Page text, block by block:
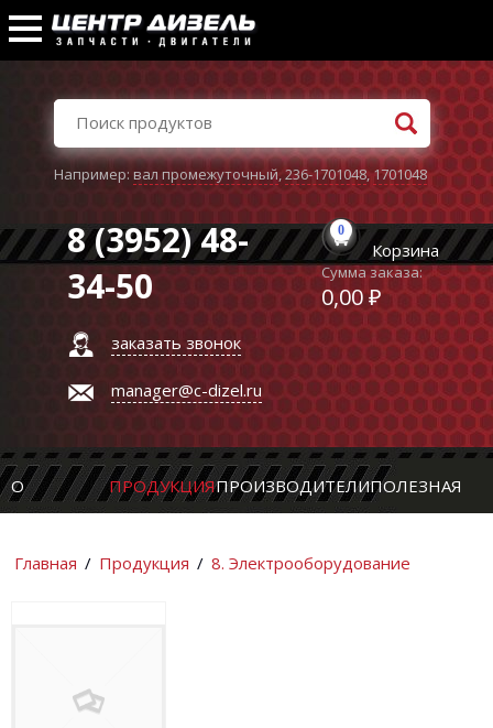
Например:вал промежуточный,236-1701048,1701048
8 (3952) 48-
34-50
заказать звонок
manager@c-dizel.ru
0
Корзина
Сумма заказа:
0,00 ₽
О ПРОДУКЦИЯПРОИЗВОДИТЕЛИПОЛЕЗНАЯ
Главная / Продукция / 8. Электрооборудование